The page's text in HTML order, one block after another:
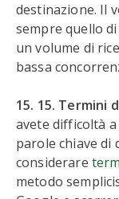
destinazione. Il
sempre quello
un volume di
bassa
15. 15. Termini
avete difficoltà
parole chiave di
considerare
metodo